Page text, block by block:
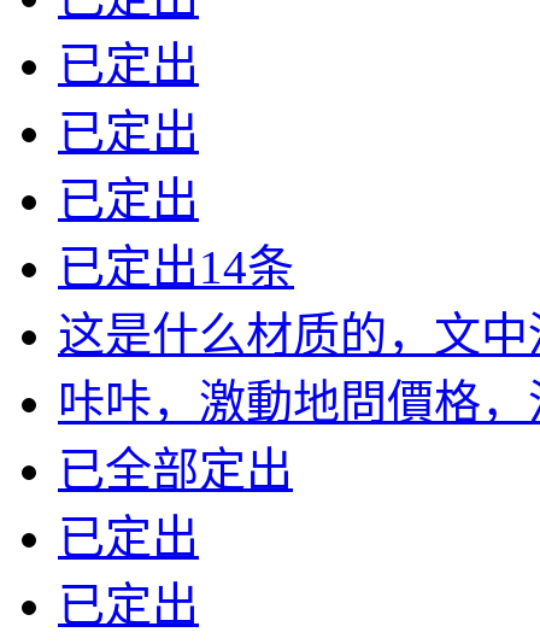
已定出
已定出
已定出
已定出14条
这是什么材质的，文中
咔咔，激動地問價格，
已全部定出
已定出
已定出